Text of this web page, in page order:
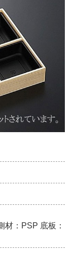
材：PSP 底板：